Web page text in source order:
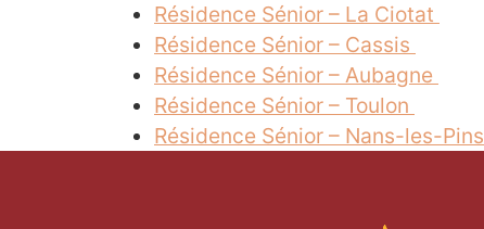
Résidence Sénior – La Ciotat
Résidence Sénior – Cassis
Résidence Sénior – Aubagne
Résidence Sénior – Toulon
Résidence Sénior – Nans-les-Pins